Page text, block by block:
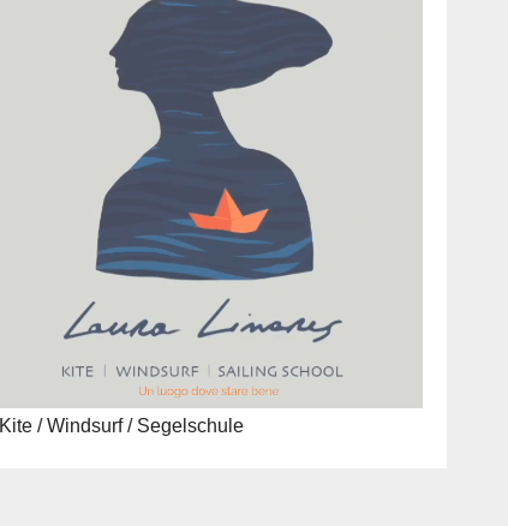
Kite / Windsurf / Segelschule